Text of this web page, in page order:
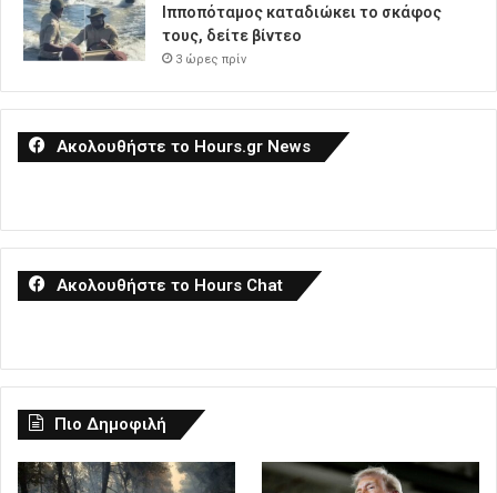
Ιπποπόταμος καταδιώκει το σκάφος
τους, δείτε βίντεο
3 ώρες πρίν
Ακολουθήστε το Hours.gr News
Ακολουθήστε το Hours Chat
Πιο Δημοφιλή